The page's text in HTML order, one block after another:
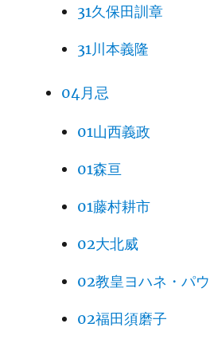
31久保田訓章
31川本義隆
04月忌
01山西義政
01森亘
01藤村耕市
02大北威
02教皇ヨハネ・パ
02福田須磨子